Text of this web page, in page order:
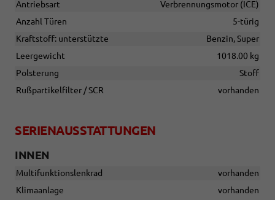
Antriebsart
Verbrennungsmotor (ICE)
Anzahl Türen
5-türig
Kraftstoff: unterstützte
Benzin, Super
Leergewicht
1018.00 kg
Polsterung
Stoff
Rußpartikelfilter / SCR
vorhanden
SERIENAUSSTATTUNGEN
INNEN
Multifunktionslenkrad
vorhanden
Klimaanlage
vorhanden